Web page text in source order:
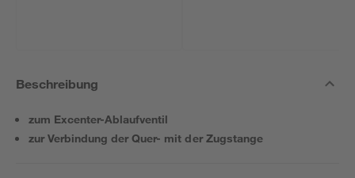
Beschreibung
zum Excenter-Ablaufventil
zur Verbindung der Quer- mit der Zugstange